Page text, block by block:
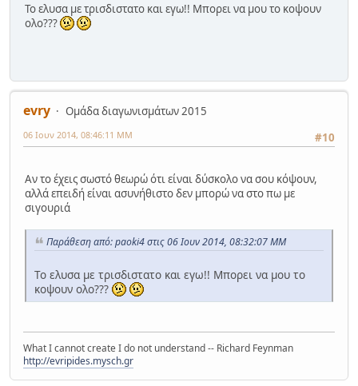
To ελυσα με τρισδιστατο και εγω!! Μπορει να μου το κοψουν
ολο???
evry
Ομάδα διαγωνισμάτων 2015
#10
06 Ιουν 2014, 08:46:11 ΜΜ
Αν το έχεις σωστό θεωρώ ότι είναι δύσκολο να σου κόψουν,
αλλά επειδή είναι ασυνήθιστο δεν μπορώ να στο πω με
σιγουριά
Παράθεση από: paoki4 στις 06 Ιουν 2014, 08:32:07 ΜΜ
To ελυσα με τρισδιστατο και εγω!! Μπορει να μου το
κοψουν ολο???
What I cannot create I do not understand -- Richard Feynman
http://evripides.mysch.gr